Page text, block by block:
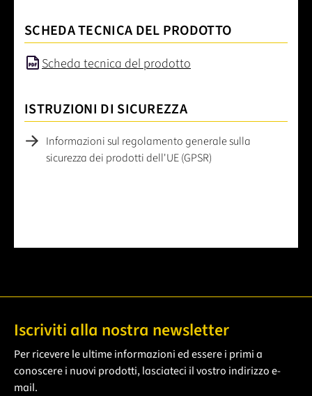
SCHEDA TECNICA DEL PRODOTTO
Scheda tecnica del prodotto
ISTRUZIONI DI SICUREZZA
Informazioni sul regolamento generale sulla
sicurezza dei prodotti dell'UE (GPSR)
Iscriviti alla nostra newsletter
Per ricevere le ultime informazioni ed essere i primi a
conoscere i nuovi prodotti, lasciateci il vostro indirizzo e-
mail.